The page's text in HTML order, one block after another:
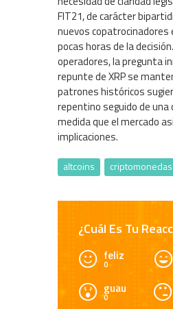
FIT21, de carácter
nuevos copatrocinadores
pocas horas de la
operadores, la pregunta
repunte de XRP se
patrones históricos
repentino seguido de una
medida que el mercado
implicaciones.
altcoins criptomonedas
¿Cuál Es Tu
feliz
0
guau
0